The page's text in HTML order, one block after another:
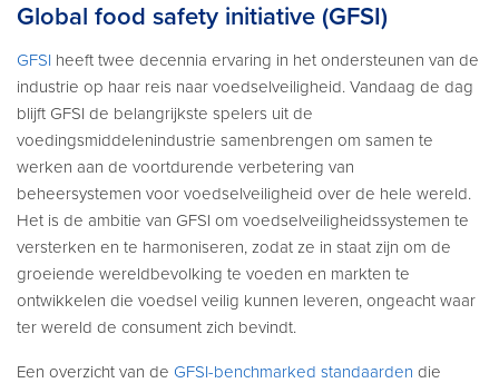
Global food safety initiative (GFSI)
GFSI heeft twee decennia ervaring in het ondersteunen van de
industrie op haar reis naar voedselveiligheid. Vandaag de dag
blijft GFSI de belangrijkste spelers uit de
voedingsmiddelenindustrie samenbrengen om samen te
werken aan de voortdurende verbetering van
beheersystemen voor voedselveiligheid over de hele wereld.
Het is de ambitie van GFSI om voedselveiligheidssystemen te
versterken en te harmoniseren, zodat ze in staat zijn om de
groeiende wereldbevolking te voeden en markten te
ontwikkelen die voedsel veilig kunnen leveren, ongeacht waar
ter wereld de consument zich bevindt.
Een overzicht van de GFSI-benchmarked standaarden die